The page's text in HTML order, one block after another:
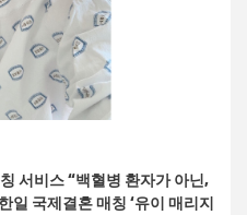
서비스 “백혈병 환자가 아닌,
일 국제결혼 매칭 ‘유이 매리지